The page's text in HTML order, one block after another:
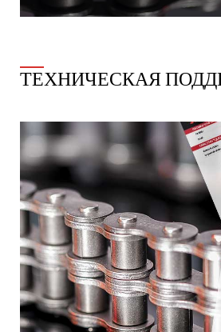
ТЕХНИЧЕСКАЯ